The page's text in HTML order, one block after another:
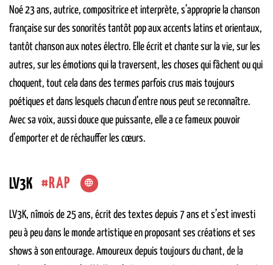
Noé 23 ans, autrice, compositrice et interprète, s’approprie la chanson
française sur des sonorités tantôt pop aux accents latins et orientaux,
tantôt chanson aux notes électro. Elle écrit et chante sur la vie, sur les
autres, sur les émotions qui la traversent, les choses qui fâchent ou qui
choquent, tout cela dans des termes parfois crus mais toujours
poétiques et dans lesquels chacun d’entre nous peut se reconnaître.
Avec sa voix, aussi douce que puissante, elle a ce fameux pouvoir
d’emporter et de réchauffer les cœurs.
LV3K RAP
LV3K, nîmois de 25 ans, écrit des textes depuis 7 ans et s’est investi
peu à peu dans le monde artistique en proposant ses créations et ses
shows à son entourage. Amoureux depuis toujours du chant, de la